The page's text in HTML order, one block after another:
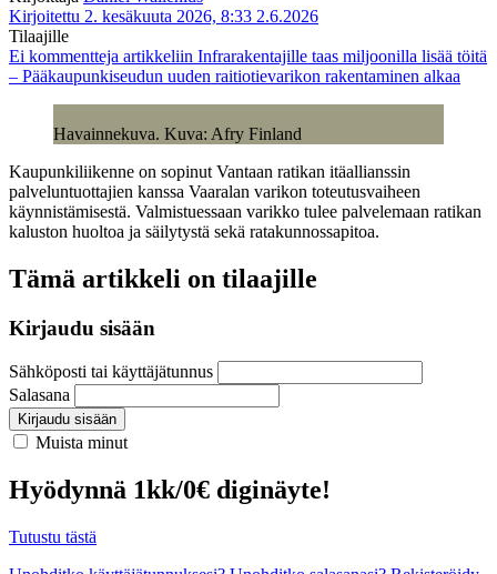
Kirjoitettu 2. kesäkuuta 2026, 8:33 2.6.2026
Tilaajille
Ei kommentteja artikkeliin Infrarakentajille taas miljoonilla lisää töitä
– Pääkaupunkiseudun uuden raitiotievarikon rakentaminen alkaa
Havainnekuva. Kuva: Afry Finland
Kaupunkiliikenne on sopinut Vantaan ratikan itäallianssin
palveluntuottajien kanssa Vaaralan varikon toteutusvaiheen
käynnistämisestä. Valmistuessaan varikko tulee palvelemaan ratikan
kaluston huoltoa ja säilytystä sekä ratakunnossapitoa.
Tämä artikkeli on tilaajille
Kirjaudu sisään
Sähköposti tai käyttäjätunnus
Salasana
Kirjaudu sisään
Muista minut
Hyödynnä 1kk/0€ diginäyte!
Tutustu tästä